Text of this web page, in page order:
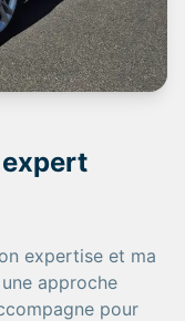
expertise et ma
approche
pour